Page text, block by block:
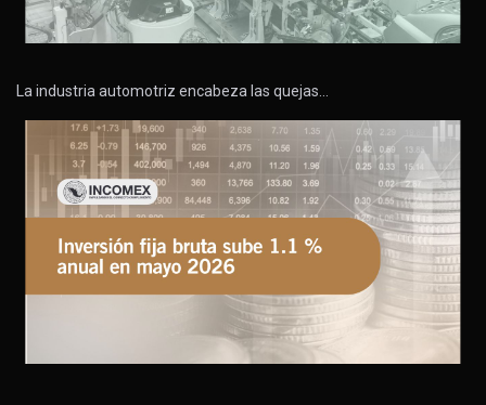
La industria automotriz encabeza las quejas…